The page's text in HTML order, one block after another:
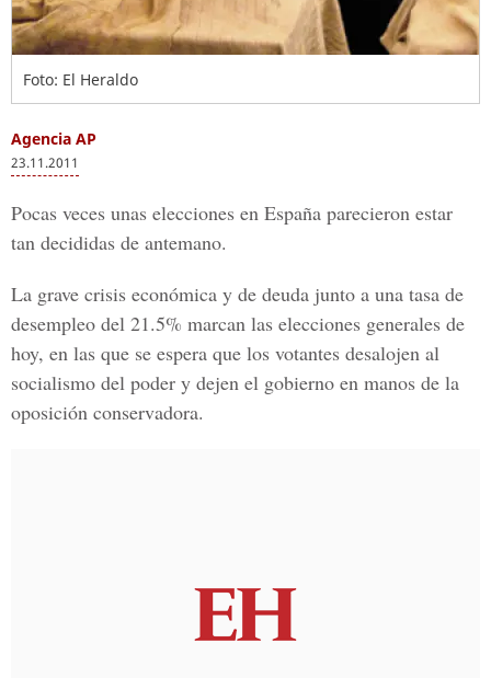
Foto: El Heraldo
Agencia AP
23.11.2011
Pocas veces unas elecciones en España parecieron estar
tan decididas de antemano.
La grave crisis económica y de deuda junto a una tasa de
desempleo del 21.5% marcan las elecciones generales de
hoy, en las que se espera que los votantes desalojen al
socialismo del poder y dejen el gobierno en manos de la
oposición conservadora.